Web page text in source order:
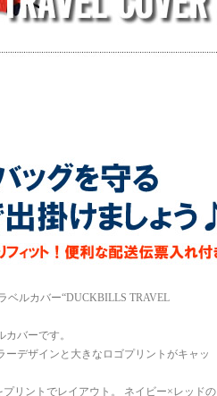
ベルカバー“DUCKBILLS TRAVEL
バーです。
デザインと大きなロゴプリントがキャッ
リントでレイアウト。 ネイビー×レッドの